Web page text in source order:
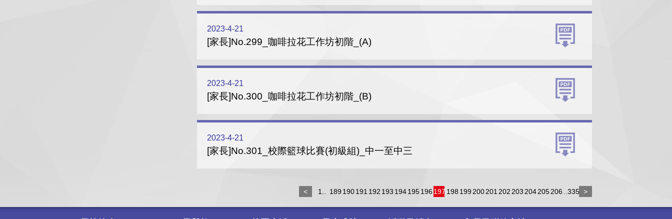
2023-4-21
[家長]No.299_咖啡拉花工作坊初階_(A)
2023-4-21
[家長]No.300_咖啡拉花工作坊初階_(B)
2023-4-21
[家長]No.301_校際籃球比賽(初級組)_中一至中三
< 1.. 189190191 192 193 194195196 197 198 199200201 202 203 204205206 ..335 >